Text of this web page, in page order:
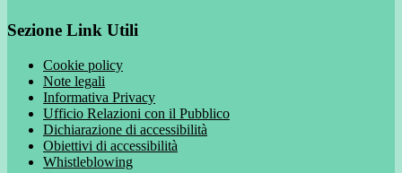
Sezione Link Utili
Cookie policy
Note legali
Informativa Privacy
Ufficio Relazioni con il Pubblico
Dichiarazione di accessibilità
Obiettivi di accessibilità
Whistleblowing